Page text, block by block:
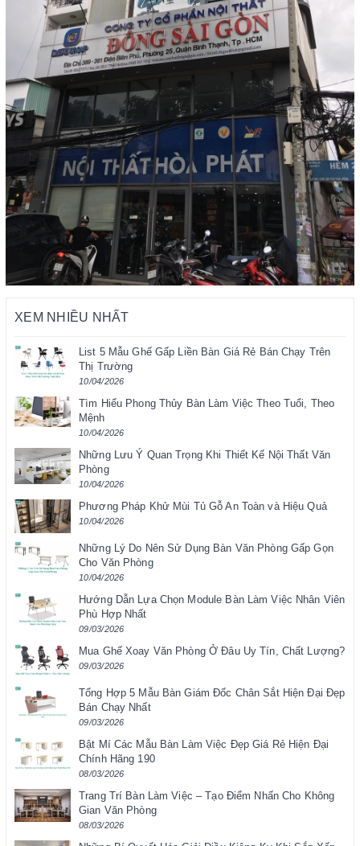
XEM NHIỀU NHẤT
List 5 Mẫu Ghế Gấp Liền Bàn Giá Rẻ Bán Chạy Trên
Thị Trường
10/04/2026
Tìm Hiểu Phong Thủy Bàn Làm Việc Theo Tuổi, Theo
Mệnh
10/04/2026
Những Lưu Ý Quan Trọng Khi Thiết Kế Nội Thất Văn
Phòng
10/04/2026
Phương Pháp Khử Mùi Tủ Gỗ An Toàn và Hiệu Quả
10/04/2026
Những Lý Do Nên Sử Dụng Bàn Văn Phòng Gấp Gọn
Cho Văn Phòng
10/04/2026
Hướng Dẫn Lựa Chọn Module Bàn Làm Việc Nhân Viên
Phù Hợp Nhất
09/03/2026
Mua Ghế Xoay Văn Phòng Ở Đâu Uy Tín, Chất Lượng?
09/03/2026
Tổng Hợp 5 Mẫu Bàn Giám Đốc Chân Sắt Hiện Đại Đẹp
Bán Chạy Nhất
09/03/2026
Bật Mí Các Mẫu Bàn Làm Việc Đẹp Giá Rẻ Hiện Đại
Chính Hãng 190
08/03/2026
Trang Trí Bàn Làm Việc – Tạo Điểm Nhấn Cho Không
Gian Văn Phòng
08/03/2026